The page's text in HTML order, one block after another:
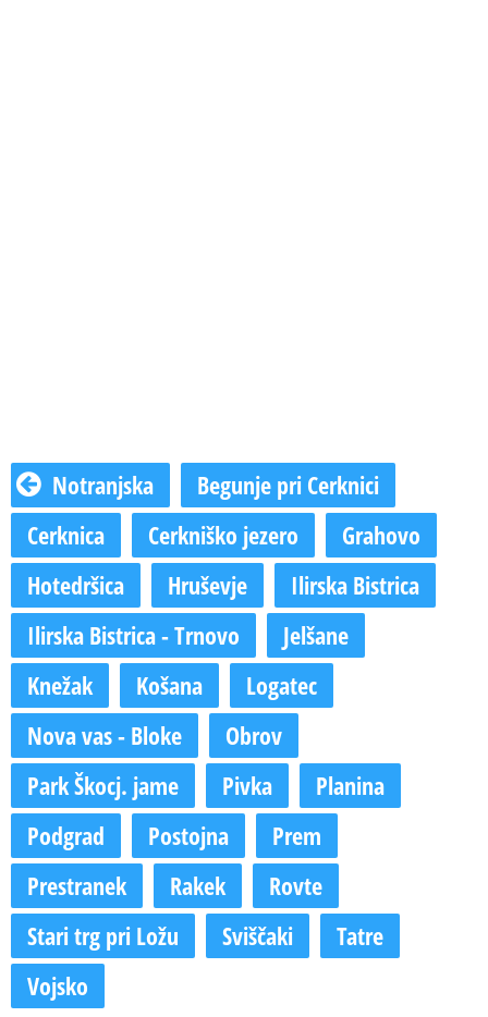
Notranjska
Begunje pri Cerknici
Cerknica
Cerkniško jezero
Grahovo
Hotedršica
Hruševje
Ilirska Bistrica
Ilirska Bistrica - Trnovo
Jelšane
Knežak
Košana
Logatec
Nova vas - Bloke
Obrov
Park Škocj. jame
Pivka
Planina
Podgrad
Postojna
Prem
Prestranek
Rakek
Rovte
Stari trg pri Ložu
Sviščaki
Tatre
Vojsko